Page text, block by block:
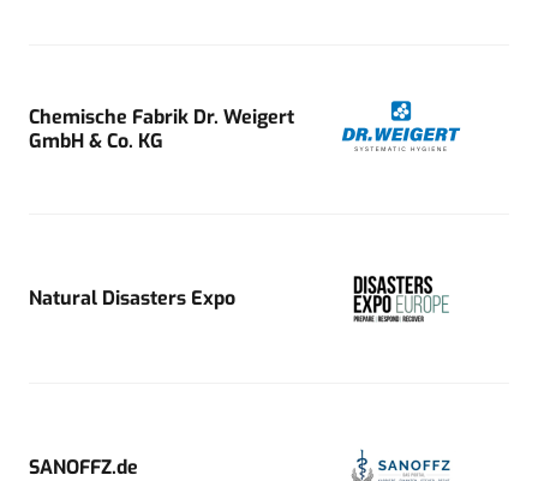
Chemische Fabrik Dr. Weigert
GmbH & Co. KG
Natural Disasters Expo
SANOFFZ.de